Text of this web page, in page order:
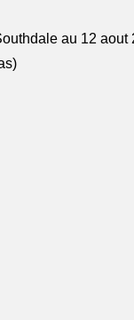
au 12 aout